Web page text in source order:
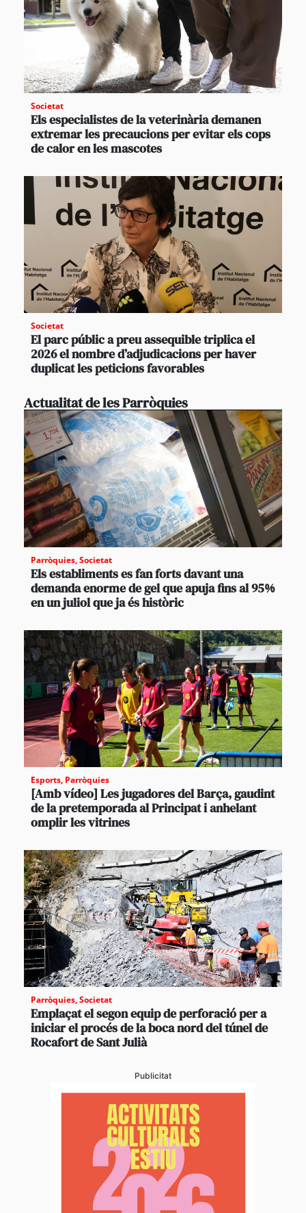
Societat
Els especialistes de la veterinària demanen
extremar les precaucions per evitar els cops
de calor en les mascotes
Societat
El parc públic a preu assequible triplica el
2026 el nombre d’adjudicacions per haver
duplicat les peticions favorables
Actualitat de les Parròquies
Parròquies,Societat
Els establiments es fan forts davant una
demanda enorme de gel que apuja fins al 95%
en un juliol que ja és històric
Esports, Parròquies
[Amb vídeo] Les jugadores del Barça, gaudint
de la pretemporada al Principat i anhelant
omplir les vitrines
Parròquies,Societat
Emplaçat el segon equip de perforació per a
iniciar el procés de la boca nord del túnel de
Rocafort de Sant Julià
Publicitat